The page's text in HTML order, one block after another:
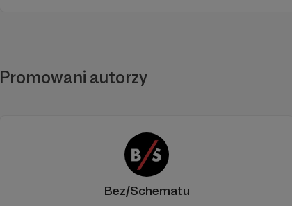
Promowani autorzy
Bez/Schematu